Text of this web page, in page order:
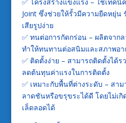
Joint ซึ่งช่วยให้รั้วมีความยืดหยุ่น
เสียรูปง่าย
✅ ทนต่อการกัดกร่อน – ผลิตจาก
ทำให้ทนทานต่อสนิมและสภาพอา
✅ ติดตั้งง่าย – สามารถติดตั้งได้ร
ลดต้นทุนค่าแรงในการติดตั้ง
✅ เหมาะกับพื้นที่ต่างระดับ – สา
ลาดชันหรือขรุขระได้ดี โดยไม่เกิ
เล็ดลอดได้